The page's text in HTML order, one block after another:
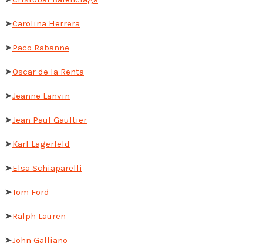
➤Carolina Herrera
➤Paco Rabanne
➤Oscar de la Renta
➤Jeanne Lanvin
➤Jean Paul Gaultier
➤Karl Lagerfeld
➤Elsa Schiaparelli
➤Tom Ford
➤Ralph Lauren
➤John Galliano